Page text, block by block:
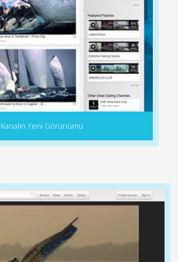
Kanalın Yeni Görünümü